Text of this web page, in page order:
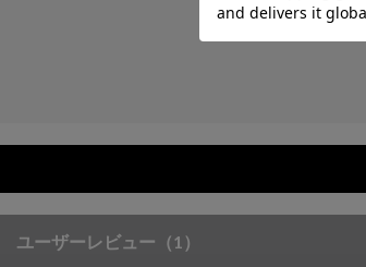
ユーザーレビュー （1）